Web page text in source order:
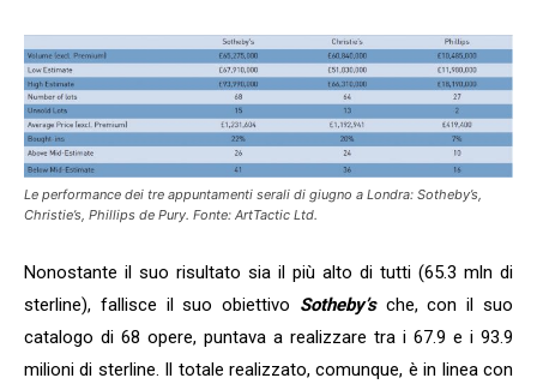
Le performance dei tre appuntamenti serali di giugno a Londra: Sotheby’s,
Christie’s, Phillips de Pury. Fonte: ArtTactic Ltd.
Nonostante il suo risultato sia il più alto di tutti (65.3 mln di
sterline), fallisce il suo obiettivo Sotheby’sche, con il suo
catalogo di 68 opere, puntava a realizzare tra i 67.9 e i 93.9
milioni di sterline. Il totale realizzato, comunque, è in linea con